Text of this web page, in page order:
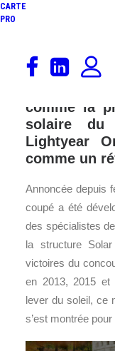
CARTE
PRO
Notre
entrée
comme la
solaire du
Lightyear
comme un
Annoncée depuis
coupé a été
des spécialistes
la structure
victoires du
en 2013, 2015 et
lever du soleil, ce
s’est montrée